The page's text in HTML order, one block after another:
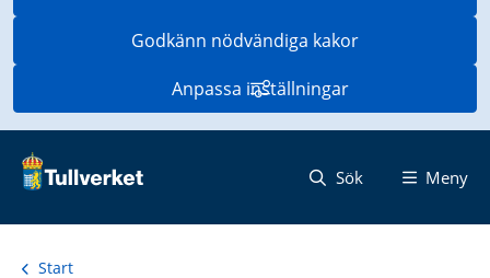
Godkänn nödvändiga kakor
Anpassa inställningar
Sök Meny
Start